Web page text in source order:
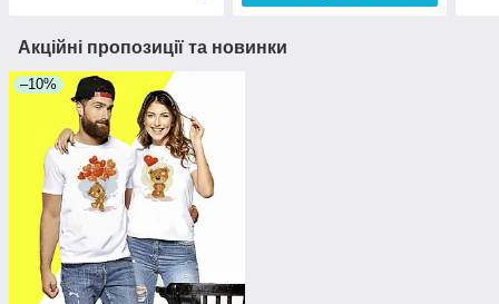
Акційні пропозиції та новинки
–10%